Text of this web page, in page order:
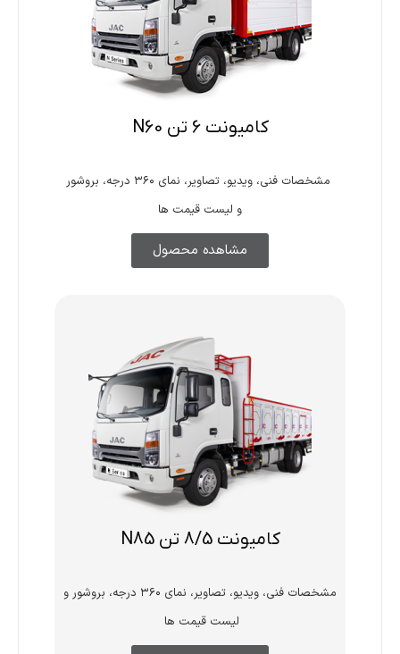
کامیونت 6 تن N60
مشخصات فنی، ویدیو، تصاویر، نمای ۳۶۰ درجه، بروشور
و لیست قیمت ها
مشاهده محصول
کامیونت 8/5 تن N85
مشخصات فنی، ویدیو، تصاویر، نمای ۳۶۰ درجه، بروشور و
لیست قیمت ها